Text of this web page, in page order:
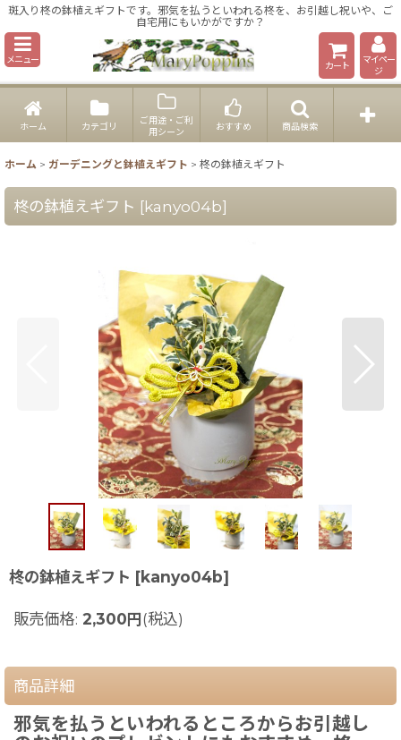
斑入り柊の鉢植えギフトです。邪気を払うといわれる柊を、お引越し祝いや、ご
自宅用にもいかがですか？
メニュー カート
マイペー
ジ
ホーム カテゴリ
ご用途・ご利
用シーン
おすすめ 商品検索
ホーム > ガーデニングと鉢植えギフト > 柊の鉢植えギフト
柊の鉢植えギフト [kanyo04b]
柊の鉢植えギフト [kanyo04b]
販売価格: 2,300円(税込)
商品詳細
邪気を払うといわれるところからお引越し